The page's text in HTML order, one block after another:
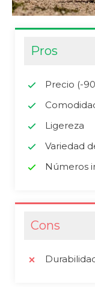
Pros
Precio (-
Ligereza
Variedad
Números
Cons